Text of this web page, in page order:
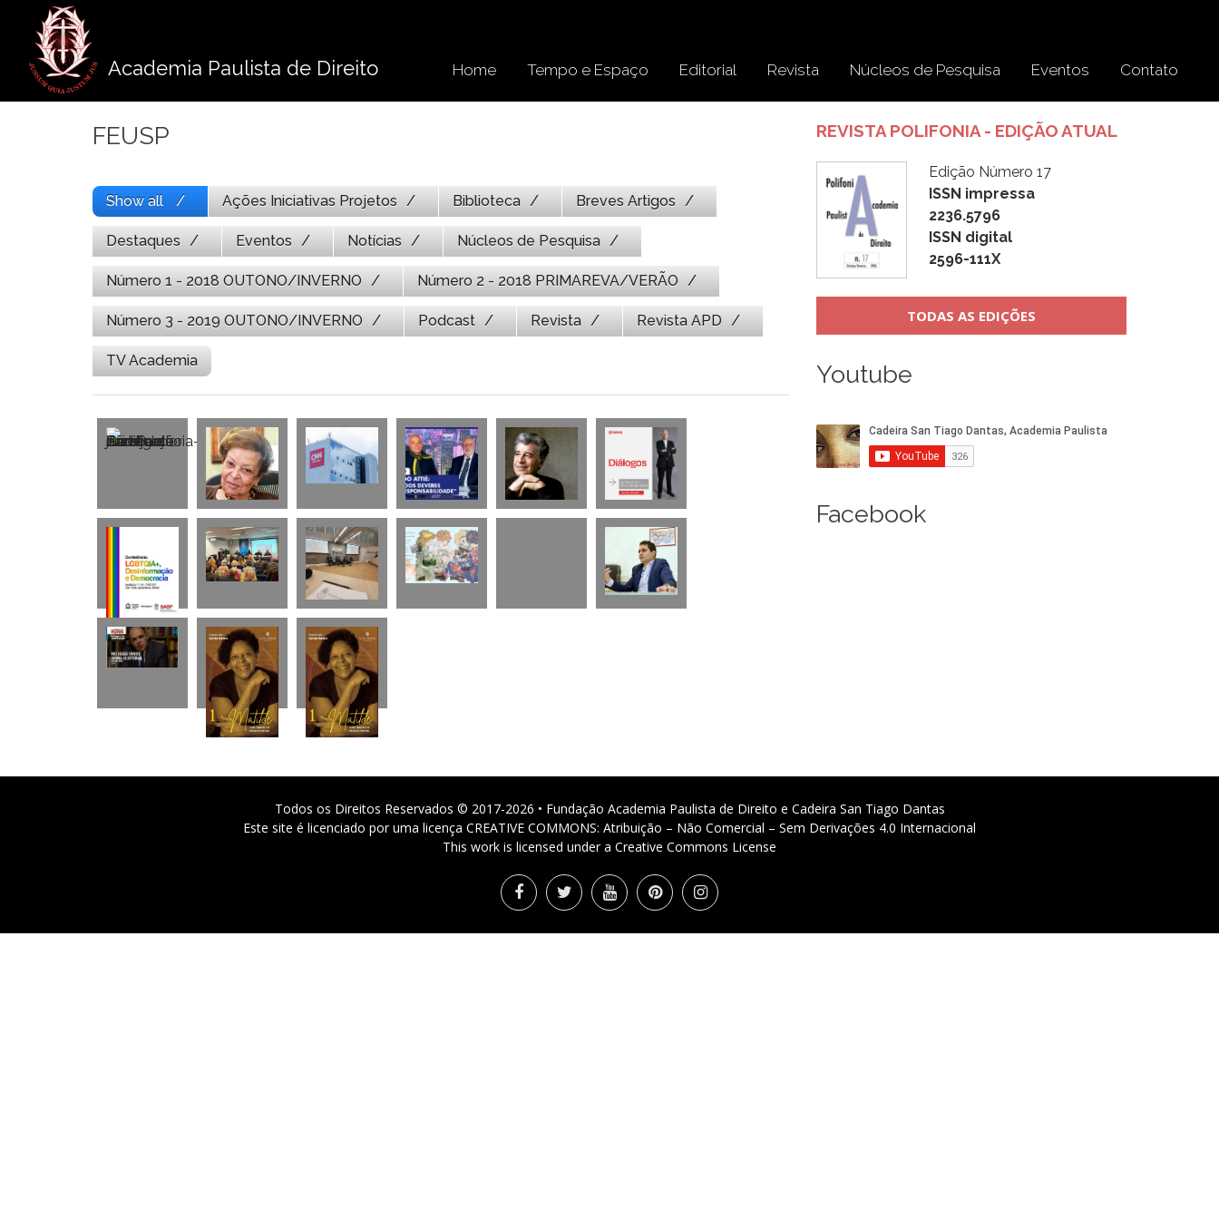
conteúdo
Academia Paulista de Direito Home Tempo e Espaço Editorial Revista Núcleos de Pesquisa Eventos Contato
FEUSP
Show all Ações Iniciativas Projetos Biblioteca Breves Artigos
Destaques Eventos Notícias Núcleos de Pesquisa
Número 1 - 2018 OUTONO/INVERNO Número 2 - 2018 PRIMAREVA/VERÃO
Número 3 - 2019 OUTONO/INVERNO Podcast Revista Revista APD
TV Academia
REVISTA POLIFONIA - EDIÇÃO ATUAL
Edição Número 17
ISSN impressa
2236.5796
ISSN digital
2596-111X
TODAS AS EDIÇÕES
Youtube
Facebook
Todos os Direitos Reservados © 2017-2026 • Fundação Academia Paulista de Direito e Cadeira San Tiago Dantas
Este site é licenciado por uma licença CREATIVE COMMONS: Atribuição – Não Comercial – Sem Derivações 4.0 Internacional
This work is licensed under a Creative Commons License